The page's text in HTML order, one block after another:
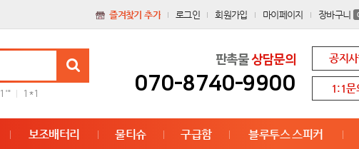
즐겨찾기 추가 로그인 회원가입 마이페이지 장바구니
1'" 1*1
판촉물상담문의
070-8740-9900
공지
1:1문
보조배터리 물티슈 구급함 블루투스 스피커